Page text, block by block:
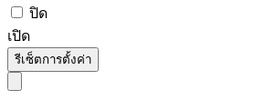
ปิด
เปิด
รีเซ็ตการตั้งค่า